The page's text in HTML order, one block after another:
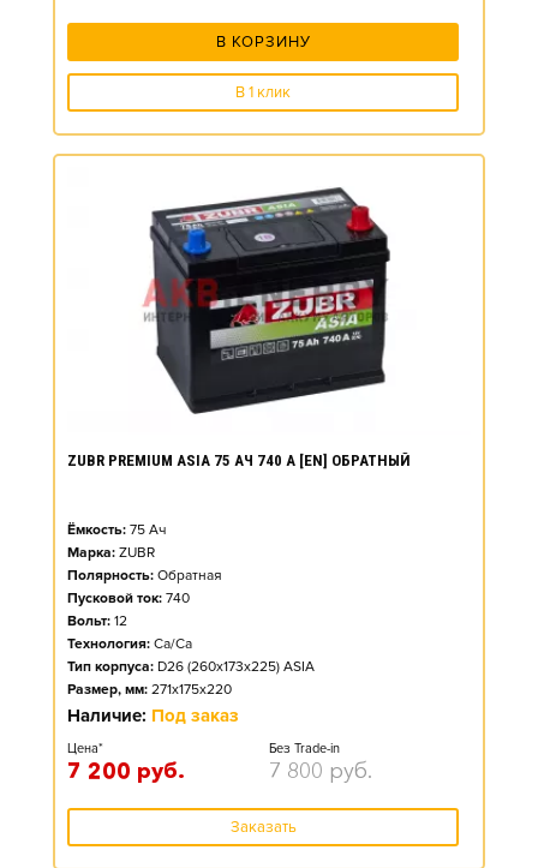
В КОРЗИНУ
В 1 клик
ZUBR PREMIUM ASIA 75 АЧ 740 А [EN] ОБРАТНЫЙ
Ёмкость: 75 Ач
Марка: ZUBR
Полярность: Обратная
Пусковой ток: 740
Вольт: 12
Технология: Ca/Ca
Тип корпуса: D26 (260x173x225) ASIA
Размер, мм: 271x175x220
Наличие: Под заказ
Цена*
7 200 руб.
Без Trade-in
7 800 руб.
Заказать